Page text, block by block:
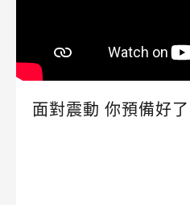
面對震動 你預備好了